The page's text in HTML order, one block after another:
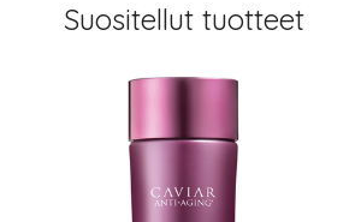
Suositellut tuotteet